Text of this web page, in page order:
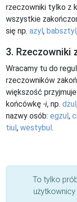
rzeczowniki tylko z
wszystkie
się np. azyl, babsztyl
3. Rzeczowniki
Wracamy tu do
rzeczowników
większość
końcówkę -i, np. dżul
nazwy osób: egzul,
tiul, westybul.
To tylko
użytkownicy